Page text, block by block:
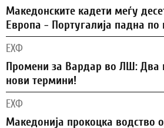
Македонските кадети меѓу
Европа - Португалија падна
ЕХФ
Промени за Вардар во ЛШ: Два
нови термини!
ЕХФ
Македонија прокоцка водство